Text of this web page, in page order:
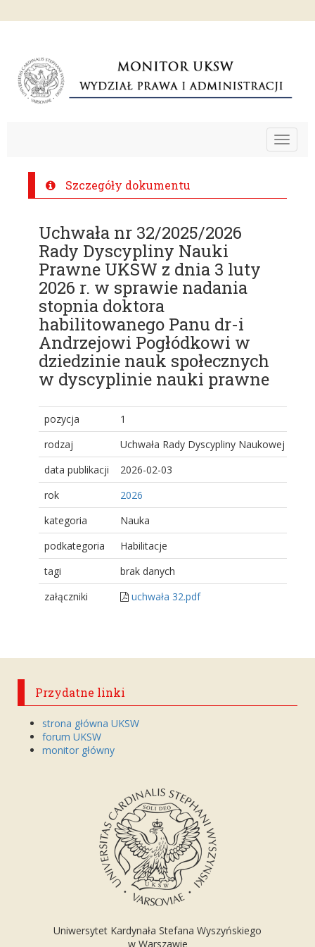
Toggle
Szczegóły dokumentu
Uchwała nr 32/2025/2026
Rady Dyscypliny Nauki
Prawne UKSW z dnia 3 luty
2026 r. w sprawie nadania
stopnia doktora
habilitowanego Panu dr-i
Andrzejowi Pogłódkowi w
dziedzinie nauk społecznych
w dyscyplinie nauki prawne
pozycja
1
rodzaj
Uchwała Rady Dyscypliny Naukowej
data publikacji
2026-02-03
rok
2026
kategoria
Nauka
podkategoria
Habilitacje
tagi
brak danych
załączniki
uchwała 32.pdf
Przydatne linki
strona główna UKSW
forum UKSW
monitor główny
Uniwersytet Kardynała Stefana Wyszyńskiego
w Warszawie